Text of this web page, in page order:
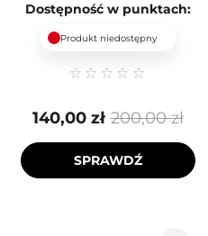
Dostępność w punktach:
Produkt niedostępny
200,00 zł
140,00 zł
SPRAWDŹ